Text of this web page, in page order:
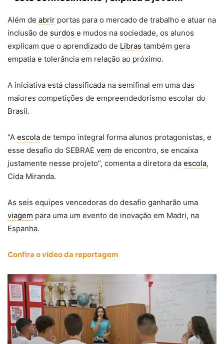
Além de abrir portas para o mercado de trabalho e atuar na
inclusão de surdos e mudos na sociedade, os alunos
explicam que o aprendizado de Libras também gera
empatia e tolerância em relação ao próximo.
A iniciativa está classificada na semifinal em uma das
maiores competições de empreendedorismo escolar do
Brasil.
“A escola de tempo integral forma alunos protagonistas, e
esse desafio do SEBRAE vem de encontro, se encaixa
justamente nesse projeto”, comenta a diretora da escola,
Cida Miranda.
As seis equipes vencedoras do desafio ganharão uma
viagem para uma um evento de inovação em Madri, na
Espanha.
Confira o vídeo da reportagem